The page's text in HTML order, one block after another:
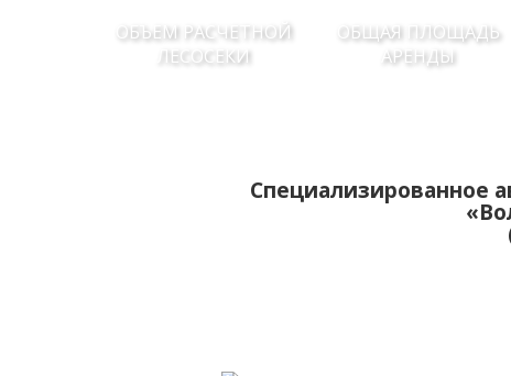
ОБЪЕМ РАСЧЕТНОЙ
ЛЕСОСЕКИ
ОБЩАЯ ПЛОЩАДЬ
АРЕНДЫ
Специализированное